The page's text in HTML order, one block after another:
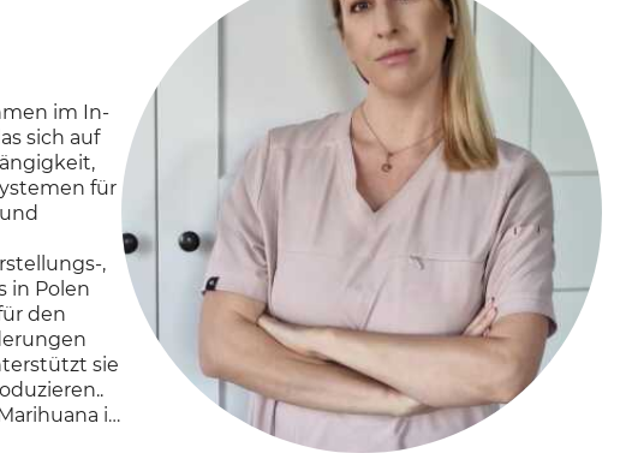
im In-
sich auf
für
,
in Polen
den
sie
in